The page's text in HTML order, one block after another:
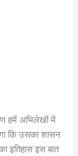
हमें अभिलेखों में
कि उसका शासन
इतिहास इस बात